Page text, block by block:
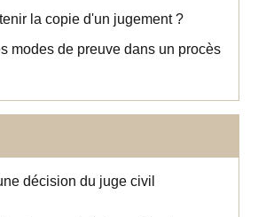
la copie d'un jugement ?
modes de preuve dans un procès
décision du juge civil